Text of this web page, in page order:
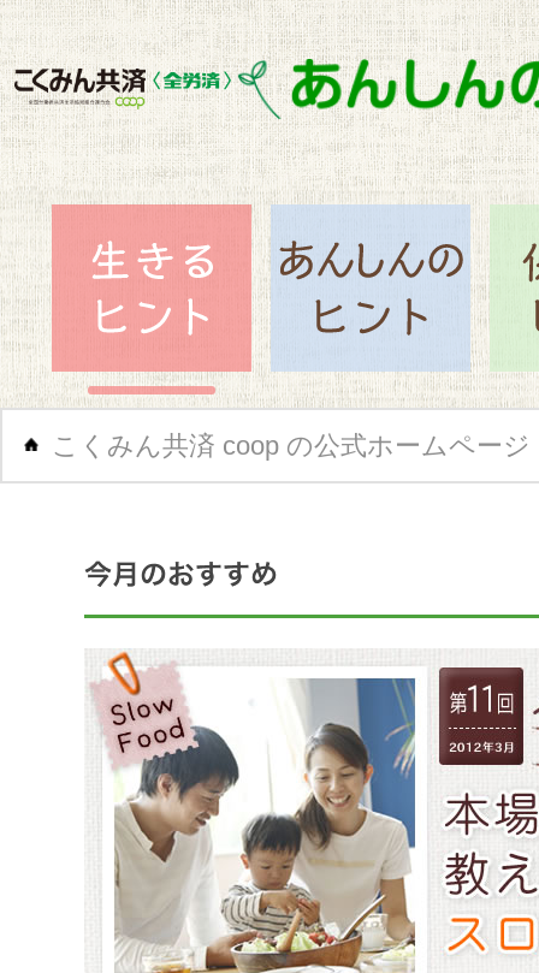
閉
生きるヒントあ
こくみん共済 coop の公式ホームページ